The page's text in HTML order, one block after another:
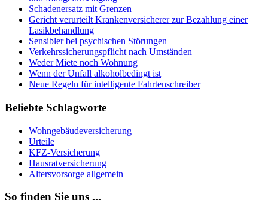
Schadenersatz mit Grenzen
Gericht verurteilt Krankenversicherer zur Bezahlung einer
Lasikbehandlung
Sensibler bei psychischen Störungen
Verkehrssicherungspflicht nach Umständen
Weder Miete noch Wohnung
Wenn der Unfall alkoholbedingt ist
Neue Regeln für intelligente Fahrtenschreiber
Beliebte Schlagworte
Wohngebäudeversicherung
Urteile
KFZ-Versicherung
Hausratversicherung
Altersvorsorge allgemein
So finden Sie uns ...